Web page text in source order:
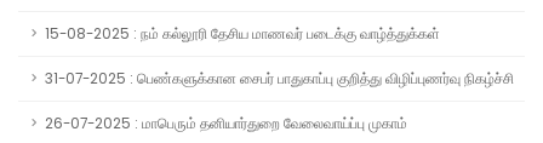
15-08-2025 : நம் கல்லூரி தேசிய மாணவர் படைக்கு வாழ்த்துக்கள்
31-07-2025 : பெண்களுக்கான சைபர் பாதுகாப்பு குறித்து விழிப்புணர்வு நிகழ்ச்சி
26-07-2025 : மாபெரும் தனியார்துறை வேலைவாய்ப்பு முகாம்